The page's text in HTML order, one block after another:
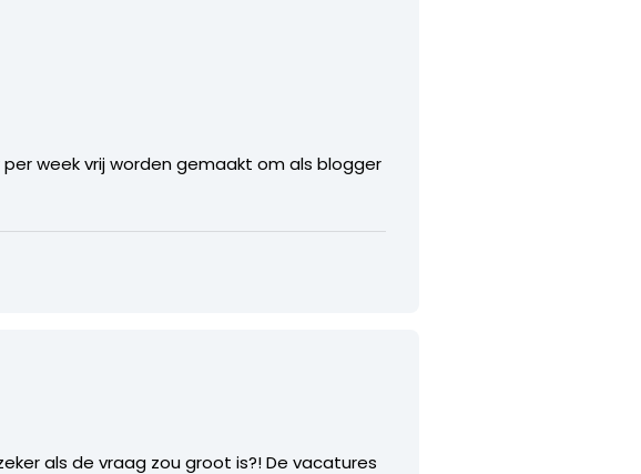
week vrij worden gemaakt om als blogger
als de vraag zou groot is?! De vacatures